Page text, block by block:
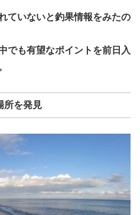
ていないと釣果情報をみたの
でも有望なポイントを前日入
所を発見